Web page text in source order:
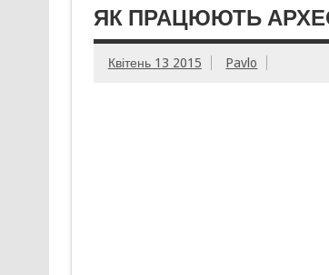
ЯК ПРАЦЮЮТЬ
Квітень 13 2015 Pavlo